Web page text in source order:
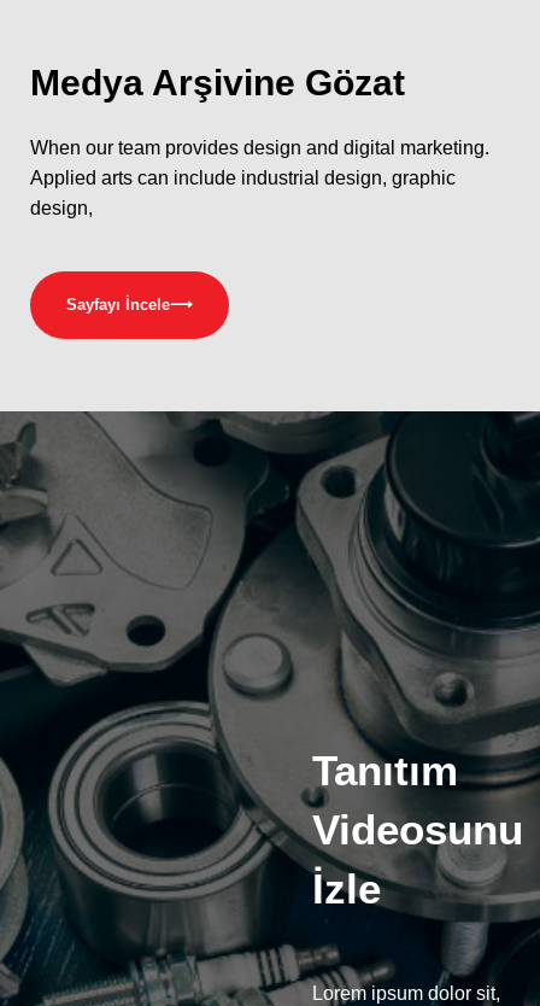
Medya Arşivine Gözat
When our team provides design and digital marketing.
Applied arts can include industrial design, graphic
design,
Sayfayı İncele⟶
Tanıtım
Videosunu
İzle
Lorem ipsum dolor sit,